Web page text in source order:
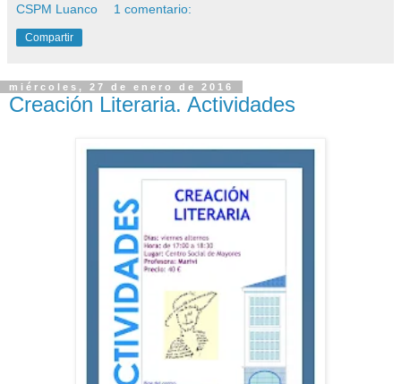
CSPM Luanco 1 comentario:
Compartir
miércoles, 27 de enero de 2016
Creación Literaria. Actividades